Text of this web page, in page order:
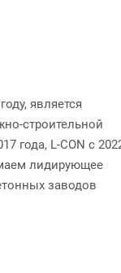
является
строительной
года, L-CON с
лидирующее
заводов